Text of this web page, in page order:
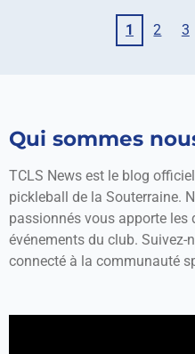
1 2 3
Qui sommes
TCLS News est le blog
pickleball de la Souterraine.
passionnés vous apporte les
événements du club.
connecté à la communauté